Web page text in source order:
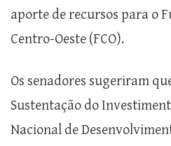
aporte de recursos para o
Centro-Oeste (FCO).
Os senadores sugeriram
Sustentação do
Nacional de